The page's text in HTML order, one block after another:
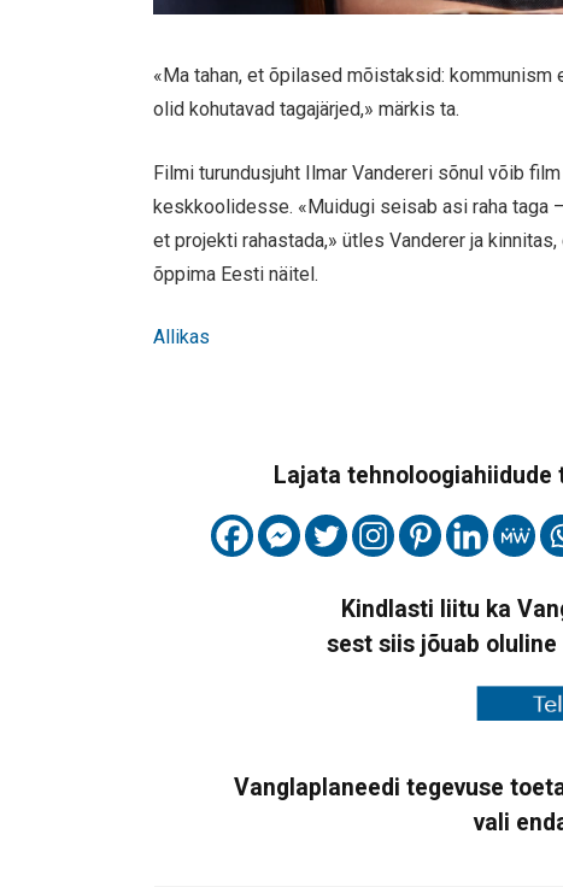
«Ma tahan, et õpilased mõistaksid:
olid kohutavad tagajärjed,» märkis ta.
Filmi turundusjuht Ilmar Vandereri sõnul võib
keskkoolidesse. «Muidugi seisab asi raha taga
et projekti rahastada,» ütles Vanderer ja
õppima Eesti näitel.
Allikas
Lajata
Kindlasti liitu ka
sest siis jõuab
Vanglaplaneedi tegevuse
vali